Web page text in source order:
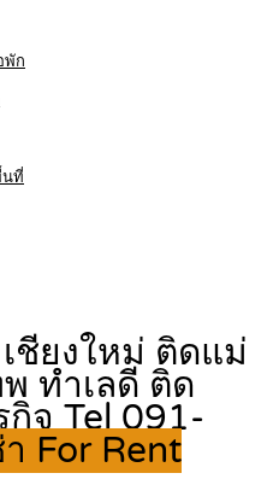
พัก
นที่
ชียงใหม่ ติดแม่
ทำเลดี ติด
จ Tel 091-
า For Rent